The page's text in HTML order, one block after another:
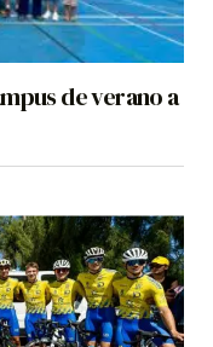
de verano a